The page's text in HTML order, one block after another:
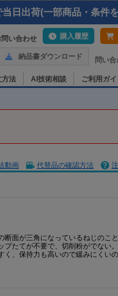
日出荷(一部商品・条件
問い合わせ 購入履歴
納品書ダウンロード 問い
方法 AI技術相談 ご利用ガイ
動画
代替品の確認方法
面が三角になっているねじのこと
たてが不要で、切削粉がでない。
、保持力も高いので緩みにくいの